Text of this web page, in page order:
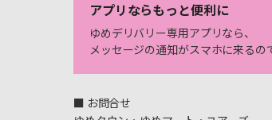
アプリならもっと便利に
ゆめデリバリー専用アプリなら、
メッセージの通知がスマホに来るの
■ お問合せ